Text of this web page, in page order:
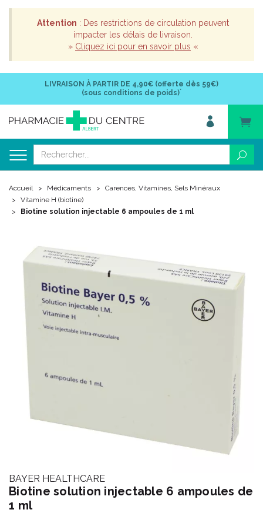
Attention : Des restrictions de circulation peuvent
impacter les délais de livraison.
» Cliquez ici pour en savoir plus «
LIVRAISON À PARTIR DE 4,90€ (offerte dès 59€)
(sous conditions de poids)*
Accueil Médicaments
Carences, Vitamines, Sels Minéraux
Vitamine H (biotine)
Biotine solution injectable 6 ampoules de 1 ml
BAYER HEALTHCARE
Biotine solution injectable 6 ampoules de
1 ml